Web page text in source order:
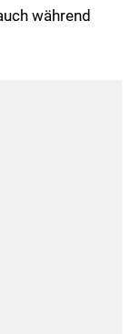
während